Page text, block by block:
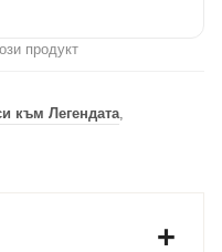
продукт
към Легендата,